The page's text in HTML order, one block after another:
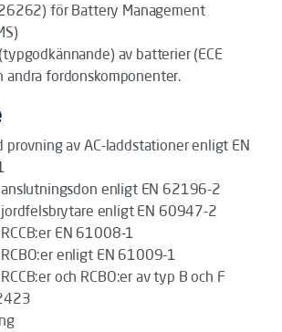
för Battery Management
av batterier (ECE
andra fordonskomponenter.
provning av AC-laddstationer enligt EN
anslutningsdon enligt EN 62196-2
jordfelsbrytare enligt EN 60947-2
EN 61008-1
enligt EN 61009-1
och RCBO:er av typ B och F